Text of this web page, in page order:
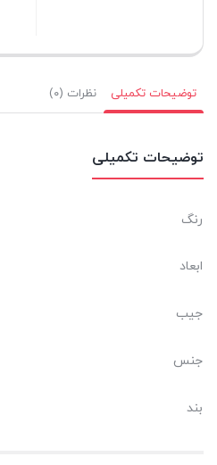
توضیحات تکمیلی نظرات (۰)
توضیحات تکمیلی
رنگ
ابعاد
جیب
جنس
بند